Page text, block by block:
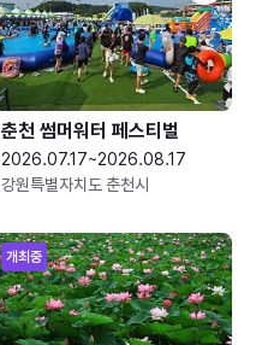
춘천 썸머워터 페스티벌
2026.07.17~2026.08.17
강원특별자치도 춘천시
개최중